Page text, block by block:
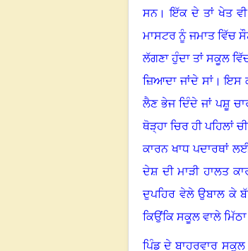
ਸਨ। ਇੱਕ ਦੇ ਤਾਂ ਖੇਤ
ਮਾਸਟਰ ਨੂੰ ਜਮਾਤ ਵਿੱਚ
ਲੱਗਣਾ ਹੁੰਦਾ ਤਾਂ ਸਕੂਲ
ਜ਼ਿਆਦਾ ਜਾਂਦੇ ਸਾਂ।ਇਸ
ਲੈਣ ਭੇਜ ਦਿੰਦੇ ਜਾਂ ਪਸ਼ੂ
ਥੋੜ੍ਹਾ ਚਿਰ ਹੀ ਪਹਿਲਾਂ
ਕਾਰਨ ਖਾਧ ਪਦਾਰਥਾਂ
ਦੇਸ਼ ਦੀ ਮਾੜੀ ਹਾਲਤ
ਦੁਪਹਿਰ ਵੇਲੇ ਉਬਾਲ ਕੇ
ਕਿਉਂਕਿ ਸਕੂਲ ਵਾਲੇ
ਪਿੰਡ ਦੇ ਬਾਹਰਵਾਰ